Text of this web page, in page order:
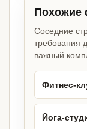
Похожие
Соседние
требования
важный
Фитнес-
Йога-